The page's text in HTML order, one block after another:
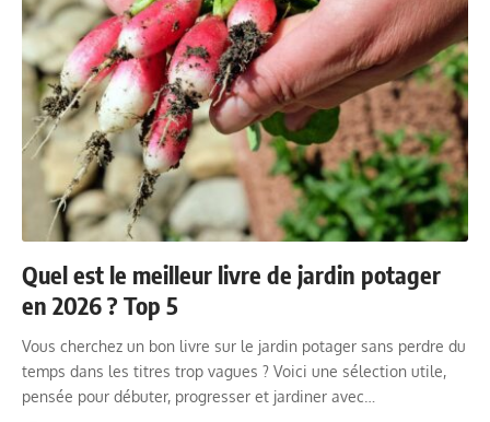
Quel est le meilleur livre de jardin potager
en 2026 ? Top 5
Vous cherchez un bon livre sur le jardin potager sans perdre du
temps dans les titres trop vagues ? Voici une sélection utile,
pensée pour débuter, progresser et jardiner avec…